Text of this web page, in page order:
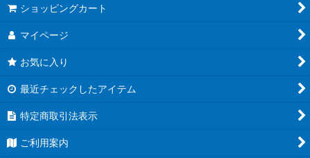
ショッピングカート
マイページ
お気に入り
最近チェックしたアイテム
特定商取引法表示
ご利用案内